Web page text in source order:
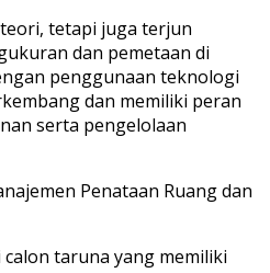
tetapi juga terjun
dan pemetaan di
penggunaan teknologi
dan memiliki peran
serta pengelolaan
Penataan Ruang dan
calon taruna yang memiliki